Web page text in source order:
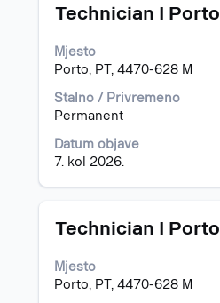
Naziv
Technician I Porto
Mjesto
Porto, PT, 4470-628 M
Stalno / Privremeno
Permanent
Datum objave
7. kol 2026.
Odaberite
kako
biste
prikazali
čitav
sadržaj
o
poslu.
Naziv
Technician I Porto
Mjesto
Porto, PT, 4470-628 M
Odaberite
kako
biste
prikazali